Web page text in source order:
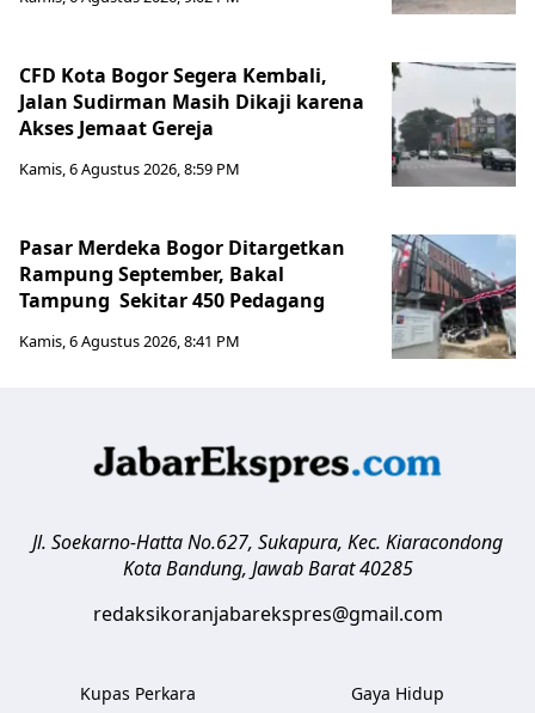
CFD Kota Bogor Segera Kembali,
Jalan Sudirman Masih Dikaji karena
Akses Jemaat Gereja
Kamis, 6 Agustus 2026, 8:59 PM
Pasar Merdeka Bogor Ditargetkan
Rampung September, Bakal
Tampung Sekitar 450 Pedagang
Kamis, 6 Agustus 2026, 8:41 PM
Jl. Soekarno-Hatta No.627, Sukapura, Kec. Kiaracondong
Kota Bandung, Jawab Barat 40285
redaksikoranjabarekspres@gmail.com
Kupas Perkara Gaya Hidup